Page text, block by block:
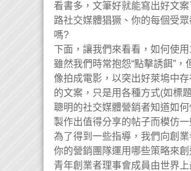
看書多，文筆好就能寫出好文
路社交媒體猖獗、你的每個受
嗎?
下面，讓我們來看看，如何使
雖然我們時常抱怨“點擊誘餌”
像拍成電影，以突出好萊塢中
的文案，只是用各種方式(如標
聰明的社交媒體營銷者知道如
製作出值得分享的帖子而模仿一
為了得到一些指導，我們向創
你的營銷團隊運用哪些策略來
青年創業者理事會成員由世界